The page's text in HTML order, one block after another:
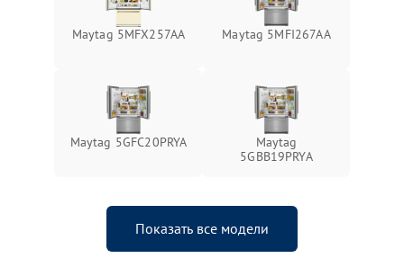
Maytag 5MFX257AA Maytag 5MFI267AA
Maytag 5GFC20PRYA
Maytag
5GBB19PRYA
Показать все модели